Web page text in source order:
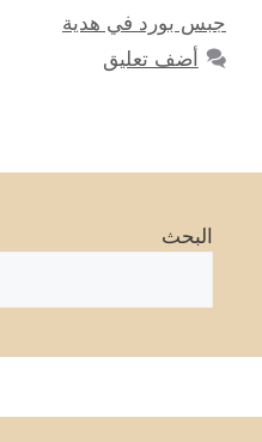
جبس بورد في هدية
أضف تعليق
البحث